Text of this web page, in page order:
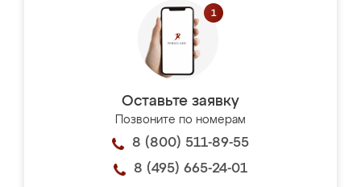
Оставьте заявку
Позвоните по номерам
8 (800) 511-89-55
8 (495) 665-24-01